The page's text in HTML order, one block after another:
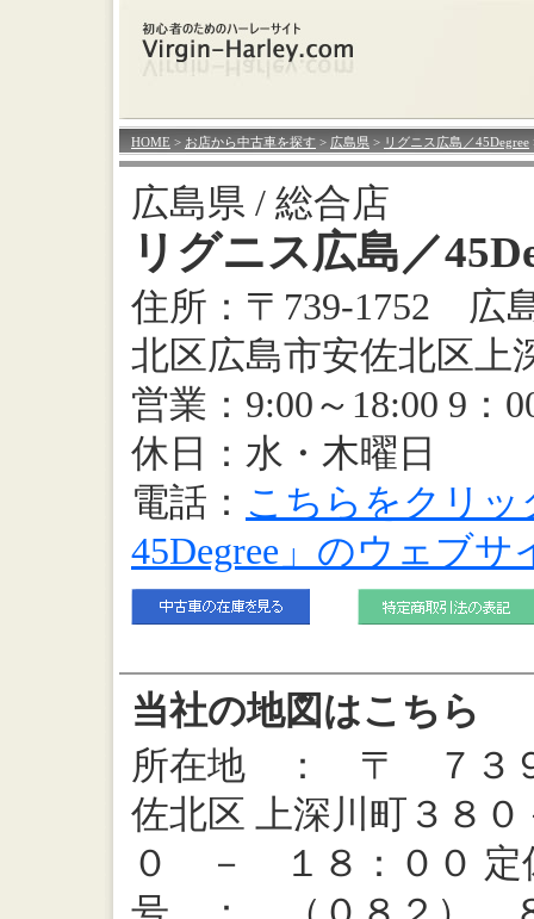
HOME > お店から中古車を探す > 広島県 > リグニス広島／45Degree
広島県 / 総合店
リグニス広島／
住所：〒739-1752 広
北区広島市安佐北区上
営業：9:00～18:00 9：
休日：水・木曜日
電話： こちらをクリッ
45Degree」のウェブサ
当社の地図はこちら
所在地 ： 〒 ７３９
佐北区 上深川町３８
０ － １８：００